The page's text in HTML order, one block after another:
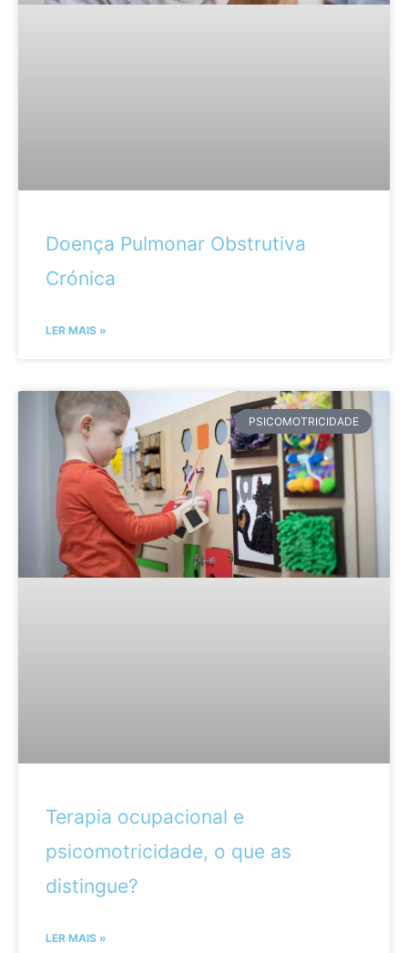
Doença Pulmonar Obstrutiva
Crónica
LER MAIS »
PSICOMOTRICIDADE
Terapia ocupacional e
psicomotricidade, o que as
distingue?
LER MAIS »